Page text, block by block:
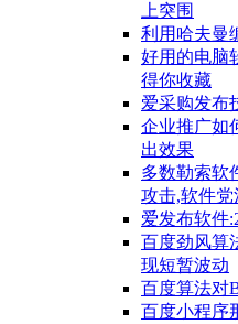
上突围
利用哈夫曼
好用的电脑
得你收藏
爱采购发布
企业推广如
出效果
多数勒索软
攻击,软件党
爱发布软件
百度劲风算
现短暂波动
百度算法对
百度小程序